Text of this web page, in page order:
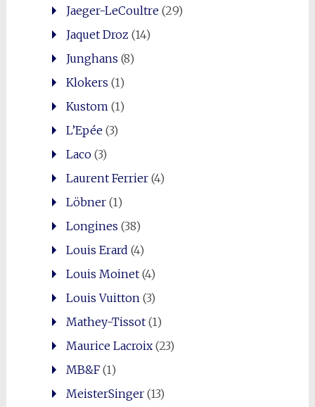
Jaeger-LeCoultre(29)
Jaquet Droz (14)
Junghans (8)
Klokers (1)
Kustom(1)
L’Epée(3)
Laco(3)
Laurent Ferrier(4)
Löbner(1)
Longines (38)
Louis Erard (4)
Louis Moinet(4)
Louis Vuitton(3)
Mathey-Tissot(1)
Maurice Lacroix(23)
MB&F(1)
MeisterSinger(13)